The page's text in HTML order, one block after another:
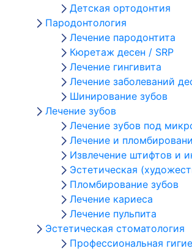
Детская ортодонтия
Пародонтология
Лечение пародонтита
Кюретаж десен / SRP
Лечение гингивита
Лечение заболеваний
Шинирование зубов
Лечение зубов
Лечение зубов под
Лечение и
Извлечение штифтов и
Эстетическая
Пломбирование зубов
Лечение кариеса
Лечение пульпита
Эстетическая стоматология
Профессиональная